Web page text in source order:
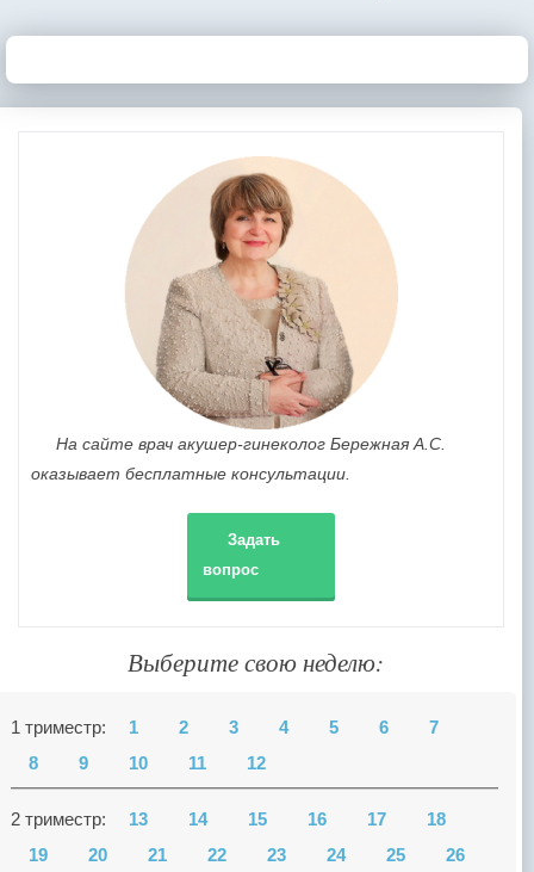
На сайте врач акушер-гинеколог Бережная А.С.
оказывает бесплатные консультации.
Задать
вопрос
Выберите свою неделю:
1 триместр: 1 2 3 4 5 6
7
8
9 10 11 12
2 триместр: 13 14 15 16 17
18
19
20 21 22 23 24 25
26